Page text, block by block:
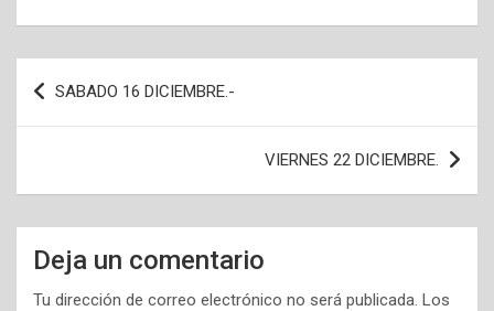
Navegación
de
SABADO 16 DICIEMBRE.-
VIERNES 22 DICIEMBRE.
Deja un comentario
Tu dirección de correo electrónico no será publicada. Los